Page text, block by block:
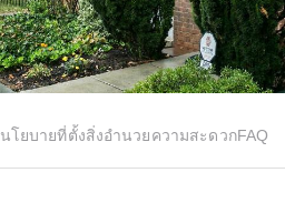
นโยบายที่ตั้งสิ่งอำนวยความสะดวกFAQ